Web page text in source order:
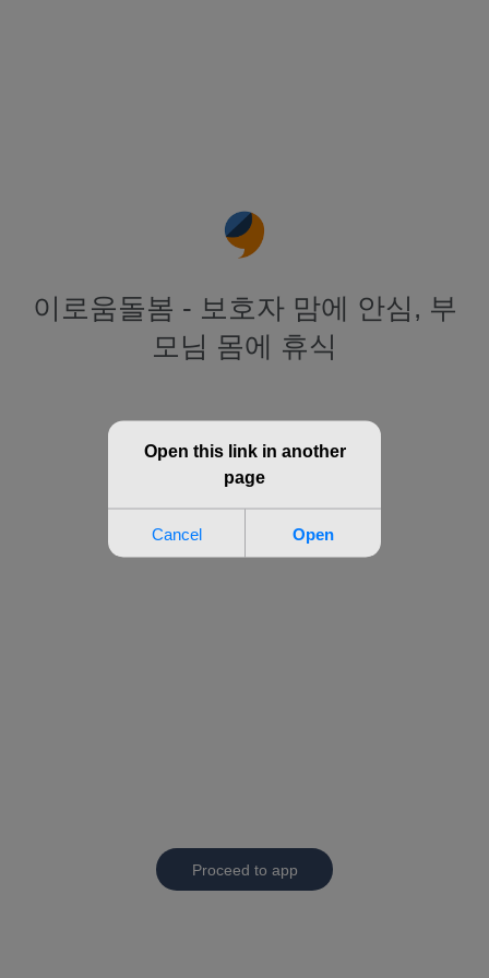
이로움돌봄 - 보호자 맘에 안심, 부
모님 몸에 휴식
Proceed to app